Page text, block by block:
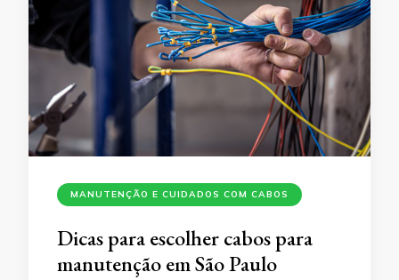
MANUTENÇÃO E CUIDADOS COM CABOS
Dicas para escolher cabos para
manutenção em São Paulo